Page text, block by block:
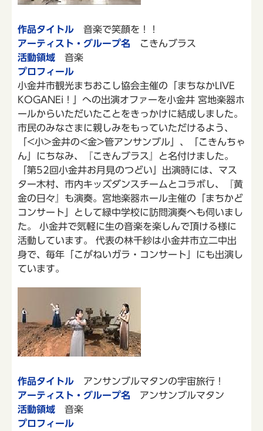
作品タイトル 音楽で笑顔を！！
アーティスト・グループ名
こきんブラス
活動領域 音楽
プロフィール
小金井市観光まちおこし協会主催の「まちなかLIVE
KOGANEi！」への出演オファーを小金井 宮地楽器ホ
ールからいただいたことをきっかけに結成しました。
市民のみなさまに親しみをもっていただけるよう、
「<小>金井の<金>管アンサンブル」、「こきんちゃ
ん」にちなみ、『こきんブラス』と名付けました。
「第52回小金井お月見のつどい」出演時には、マス
ター木村、市内キッズダンスチームとコラボし、『黄
金の日々』も演奏。宮地楽器ホール主催の「まちかど
コンサート」として緑中学校に訪問演奏へも伺いまし
た。 小金井で気軽に生の音楽を楽しんで頂ける様に
活動しています。 代表の林千紗は小金井市立二中出
身で、毎年「こがねいガラ・コンサート」にも出演し
ています。
作品タイトル アンサンブルマタンの宇宙旅行！
アーティスト・グループ名 アンサンブルマタン
活動領域 音楽
プロフィール